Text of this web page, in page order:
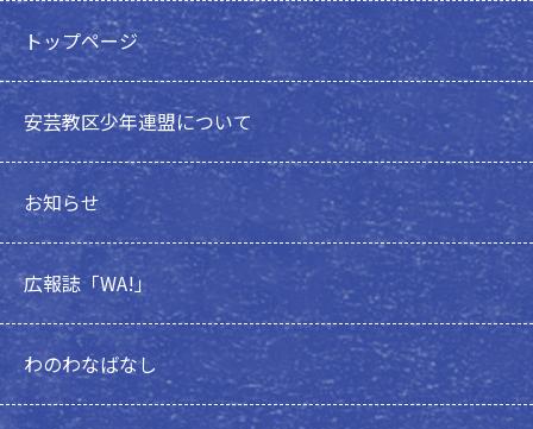
トップページ
安芸教区少年連盟について
お知らせ
広報誌「WA!」
わのわなばなし